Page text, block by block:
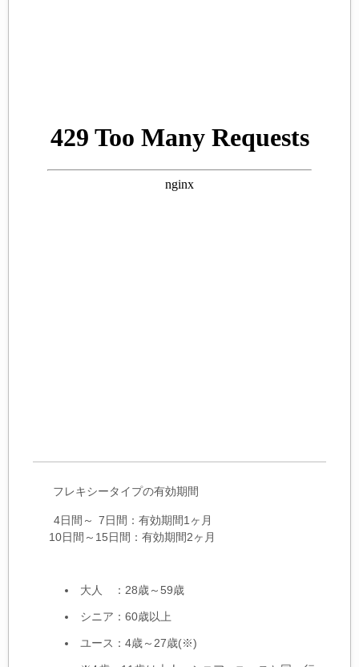
フレキシータイプの有効期間
4日間～ 7日間：有効期間1ヶ月
10日間～15日間：有効期間2ヶ月
大人 ：28歳～59歳
シニア：60歳以上
ユース：4歳～27歳(※)